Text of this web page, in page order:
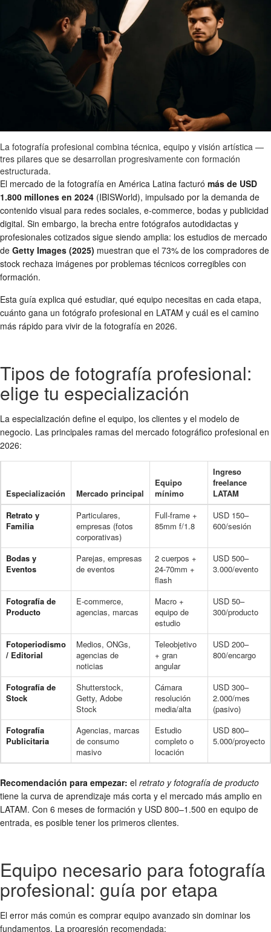
La fotografía profesional combina técnica, equipo y visión artística —
tres pilares que se desarrollan progresivamente con formación
estructurada.
El mercado de la fotografía en América Latina facturó más de USD
1.800 millones en 2024 (IBISWorld), impulsado por la demanda de
contenido visual para redes sociales, e-commerce, bodas y publicidad
digital. Sin embargo, la brecha entre fotógrafos autodidactas y
profesionales cotizados sigue siendo amplia: los estudios de mercado
de Getty Images (2025) muestran que el 73% de los compradores de
stock rechaza imágenes por problemas técnicos corregibles con
formación.
Esta guía explica qué estudiar, qué equipo necesitas en cada etapa,
cuánto gana un fotógrafo profesional en LATAM y cuál es el camino
más rápido para vivir de la fotografía en 2026.
Tipos de fotografía profesional:
elige tu especialización
La especialización define el equipo, los clientes y el modelo de
negocio. Las principales ramas del mercado fotográfico profesional en
2026:
Especialización Mercado principal
Equipo
mínimo
Ingreso
freelance
LATAM
Retrato y
Familia
Particulares,
empresas (fotos
corporativas)
Full-frame +
85mm f/1.8
USD 150–
600/sesión
Bodas y
Eventos
Parejas, empresas
de eventos
2 cuerpos +
24-70mm +
flash
USD 500–
3.000/evento
Fotografía de
Producto
E-commerce,
agencias, marcas
Macro +
equipo de
estudio
USD 50–
300/producto
Fotoperiodismo
/ Editorial
Medios, ONGs,
agencias de
noticias
Teleobjetivo
+ gran
angular
USD 200–
800/encargo
Fotografía de
Stock
Shutterstock,
Getty, Adobe
Stock
Cámara
resolución
media/alta
USD 300–
2.000/mes
(pasivo)
Fotografía
Publicitaria
Agencias, marcas
de consumo
masivo
Estudio
completo o
locación
USD 800–
5.000/proyecto
Recomendación para empezar: el retrato y fotografía de producto
tiene la curva de aprendizaje más corta y el mercado más amplio en
LATAM. Con 6 meses de formación y USD 800–1.500 en equipo de
entrada, es posible tener los primeros clientes.
Equipo necesario para fotografía
profesional: guía por etapa
El error más común es comprar equipo avanzado sin dominar los
fundamentos. La progresión recomendada: